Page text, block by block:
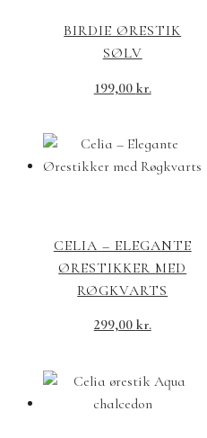
BIRDIE ØRESTIK
SØLV
199,00 kr.
CELIA – ELEGANTE
ØRESTIKKER MED
RØGKVARTS
299,00 kr.